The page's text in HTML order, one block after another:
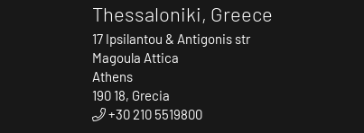
Thessaloniki, Greece
17 Ipsilantou & Antigonis str
Magoula Attica
Athens
190 18, Grecia
+30 210 5519800